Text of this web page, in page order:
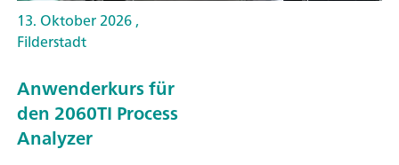
13. Oktober 2026 ,
Filderstadt
Anwenderkurs für
den 2060TI Process
Analyzer